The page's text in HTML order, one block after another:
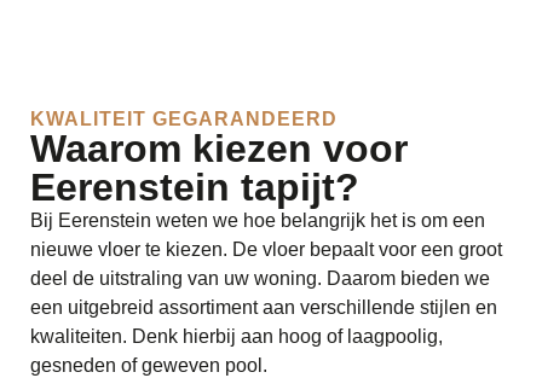
KWALITEIT GEGARANDEERD
Waarom kiezen voor
Eerenstein tapijt?
Bij Eerenstein weten we hoe belangrijk het is om een
nieuwe vloer te kiezen. De vloer bepaalt voor een groot
deel de uitstraling van uw woning. Daarom bieden we
een uitgebreid assortiment aan verschillende stijlen en
kwaliteiten. Denk hierbij aan hoog of laagpoolig,
gesneden of geweven pool.